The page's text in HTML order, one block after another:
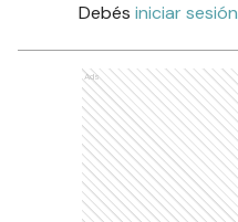
Debés iniciar sesión
Ads